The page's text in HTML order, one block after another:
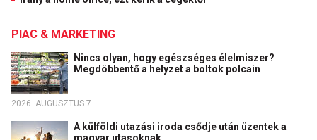
PIAC & MARKETING
Nincs olyan, hogy egészséges élelmiszer?
Megdöbbentő a helyzet a boltok polcain
2026. AUGUSZTUS 7.
A külföldi utazási iroda csődje után üzentek a